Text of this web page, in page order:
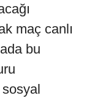
maç canlı
bu
sosyal